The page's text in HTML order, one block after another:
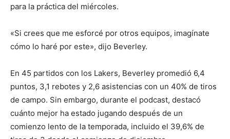
para la práctica del miércoles.
«Si crees que me esforcé por otros equipos, imagínate
cómo lo haré por este», dijo Beverley.
En 45 partidos con los Lakers, Beverley promedió 6,4
puntos, 3,1 rebotes y 2,6 asistencias con un 40% de tiros
de campo. Sin embargo, durante el podcast, destacó
cuánto mejor ha estado jugando después de un
comienzo lento de la temporada, incluido el 39,6% de